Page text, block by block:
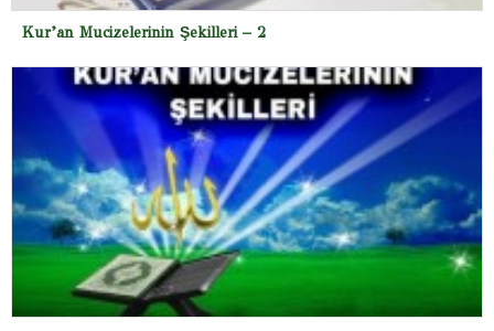
Kur’an Mucizelerinin Şekilleri – 2